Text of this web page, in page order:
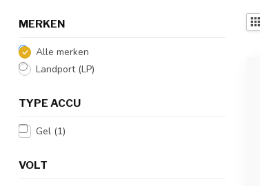
MERKEN
Alle merken
Landport (LP)
TYPE ACCU
Gel (1)
VOLT